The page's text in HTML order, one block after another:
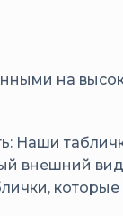
на
Наши
внешний